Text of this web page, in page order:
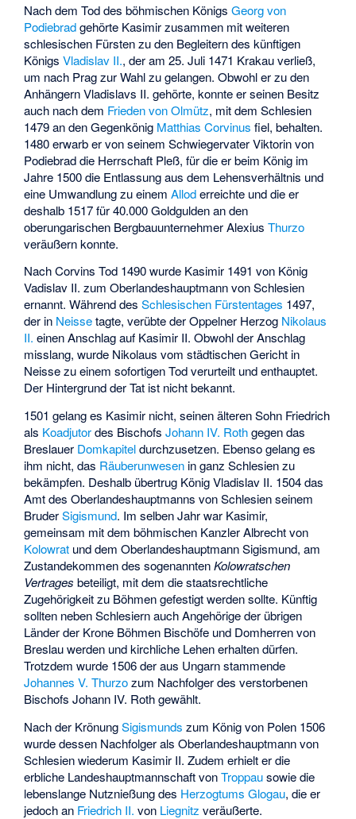
Nach dem Tod des böhmischen KönigsGeorg von
Podiebradgehörte Kasimir zusammen mit weiteren
schlesischen Fürsten zu den Begleitern des künftigen
KönigsVladislav II., der am 25. Juli 1471 Krakau verließ,
um nach Prag zur Wahl zu gelangen. Obwohl er zu den
Anhängern Vladislavs II. gehörte, konnte er seinen Besitz
auch nach dem Frieden von Olmütz, mit dem Schlesien
1479 an den Gegenkönig Matthias Corvinus fiel, behalten.
1480 erwarb er von seinem Schwiegervater Viktorin von
Podiebrad die Herrschaft Pleß, für die er beim König im
Jahre 1500 die Entlassung aus dem Lehensverhältnis und
eine Umwandlung zu einemAlloderreichte und die er
deshalb 1517 für 40.000 Goldgulden an den
oberungarischen Bergbauunternehmer AlexiusThurzo
veräußern konnte.
Nach Corvins Tod 1490 wurde Kasimir 1491 von König
Vadislav II. zum Oberlandeshauptmann von Schlesien
ernannt. Während desSchlesischen Fürstentages 1497,
der in Neissetagte, verübte der Oppelner Herzog Nikolaus
II. einen Anschlag auf Kasimir II. Obwohl der Anschlag
misslang, wurde Nikolaus vom städtischen Gericht in
Neisse zu einem sofortigen Tod verurteilt und enthauptet.
Der Hintergrund der Tat ist nicht bekannt.
1501 gelang es Kasimir nicht, seinen älteren Sohn Friedrich
als Koadjutordes BischofsJohann IV. Rothgegen das
Breslauer Domkapiteldurchzusetzen. Ebenso gelang es
ihm nicht, das Räuberunwesen in ganz Schlesien zu
bekämpfen. Deshalb übertrug König Vladislav II. 1504 das
Amt des Oberlandeshauptmanns von Schlesien seinem
BruderSigismund. Im selben Jahr war Kasimir,
gemeinsam mit dem böhmischen Kanzler Albrecht von
Kolowrat und dem Oberlandeshauptmann Sigismund, am
Zustandekommen des sogenanntenKolowratschen
Vertrages beteiligt, mit dem die staatsrechtliche
Zugehörigkeit zu Böhmen gefestigt werden sollte. Künftig
sollten neben Schlesiern auch Angehörige der übrigen
Länder der Krone Böhmen Bischöfe und Domherren von
Breslau werden und kirchliche Lehen erhalten dürfen.
Trotzdem wurde 1506 der aus Ungarn stammende
Johannes V. Thurzozum Nachfolger des verstorbenen
Bischofs Johann IV. Roth gewählt.
Nach der KrönungSigismunds zum König von Polen 1506
wurde dessen Nachfolger als Oberlandeshauptmann von
Schlesien wiederum Kasimir II. Zudem erhielt er die
erbliche Landeshauptmannschaft vonTroppausowie die
lebenslange Nutznießung des Herzogtums Glogau, die er
jedoch an Friedrich II. von Liegnitz veräußerte.